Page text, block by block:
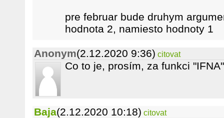
pre februar bude druhym
hodnota 2, namiesto hodnoty 1
Anonym(2.12.2020 9:36) citovat
Co to je, prosím, za funkci
Baja(2.12.2020 10:18) citovat